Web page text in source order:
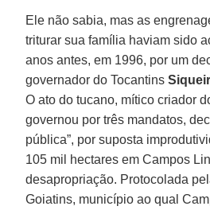
Ele não sabia, mas as
triturar sua família haviam sido
anos antes, em 1996, por um
governador do Tocantins
O ato do tucano, mítico criador
governou por três mandatos,
pública”, por suposta
105 mil hectares em Campos
desapropriação. Protocolada
Goiatins, município ao qual